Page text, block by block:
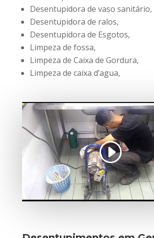
Desentupidora de vaso sanitário,
Desentupidora de ralos,
Desentupidora de Esgotos,
Limpeza de fossa,
Limpeza de Caixa de Gordura,
Limpeza de caixa d’agua,